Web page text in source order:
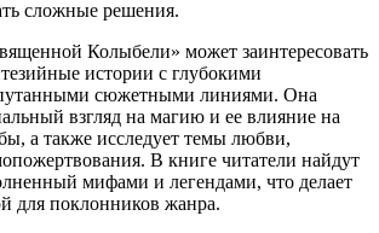
сложные решения.
Колыбели» может заинтересовать
истории с глубокими
сюжетными линиями. Она
взгляд на магию и ее влияние на
а также исследует темы любви,
В книге читатели найдут
мифами и легендами, что делает
для поклонников жанра.